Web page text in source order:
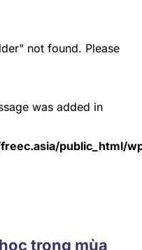
not found. Please
was added in
public_html/
trong mùa